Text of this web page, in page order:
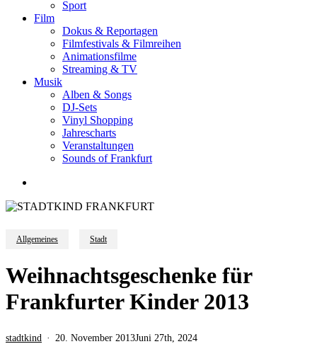
Sport
Film
Dokus & Reportagen
Filmfestivals & Filmreihen
Animationsfilme
Streaming & TV
Musik
Alben & Songs
DJ-Sets
Vinyl Shopping
Jahrescharts
Veranstaltungen
Sounds of Frankfurt
Allgemeines Stadt
Weihnachtsgeschenke für
Frankfurter Kinder 2013
stadtkind 20. November 2013Juni 27th, 2024